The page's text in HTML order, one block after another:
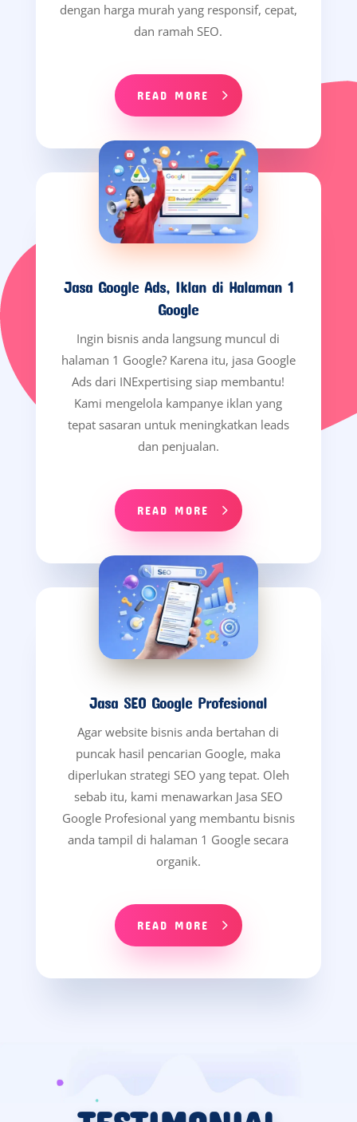
dengan harga murah yang responsif, cepat,
dan ramah SEO.
READ MORE
Jasa Google Ads, Iklan di Halaman 1
Google
Ingin bisnis anda langsung muncul di
halaman 1 Google? Karena itu, jasa Google
Ads dari INExpertising siap membantu!
Kami mengelola kampanye iklan yang
tepat sasaran untuk meningkatkan leads
dan penjualan.
READ MORE
Jasa SEO Google Profesional
Agar website bisnis anda bertahan di
puncak hasil pencarian Google, maka
diperlukan strategi SEO yang tepat. Oleh
sebab itu, kami menawarkan Jasa SEO
Google Profesional yang membantu bisnis
anda tampil di halaman 1 Google secara
organik.
READ MORE